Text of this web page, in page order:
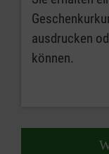
ausdrucken
können.